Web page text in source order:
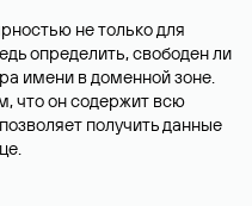
не только для
определить, свободен ли
имени в доменной зоне.
что он содержит всю
получить данные